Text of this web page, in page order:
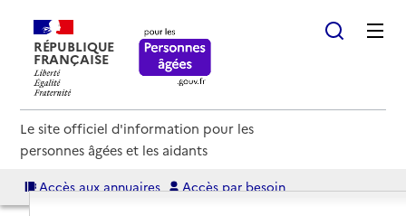
RÉPUBLIQUE
FRANÇAISE
Le site officiel d'information pour les
personnes âgées et les aidants
Accès aux annuaires Accès par besoin